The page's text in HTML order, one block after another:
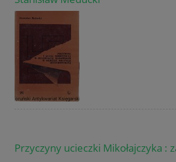
Przyczyny ucieczki Mikołajczyka :